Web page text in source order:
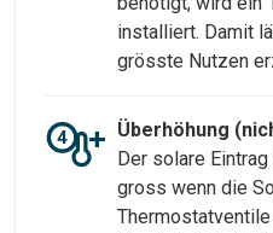
installiert. Damit
grösste Nutzen
Überhöhung
Der solare
gross wenn die